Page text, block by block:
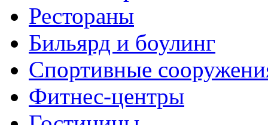
Рестораны
Бильярд и боулинг
Спортивные
Фитнес-центры